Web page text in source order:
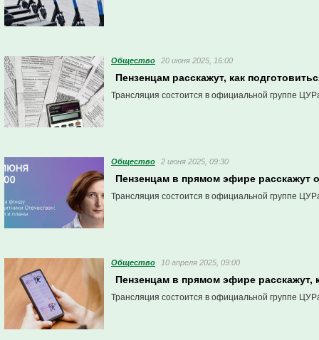
Общество 20 июня 2025, 16:00
Пензенцам расскажут, как
Трансляция состоится в официальной группе
Общество 2 июня 2025, 09:30
Пензенцам в прямом эфире расскажут
Трансляция состоится в официальной группе
Общество 10 апреля 2025, 09:00
Пензенцам в прямом эфире
Трансляция состоится в официальной группе